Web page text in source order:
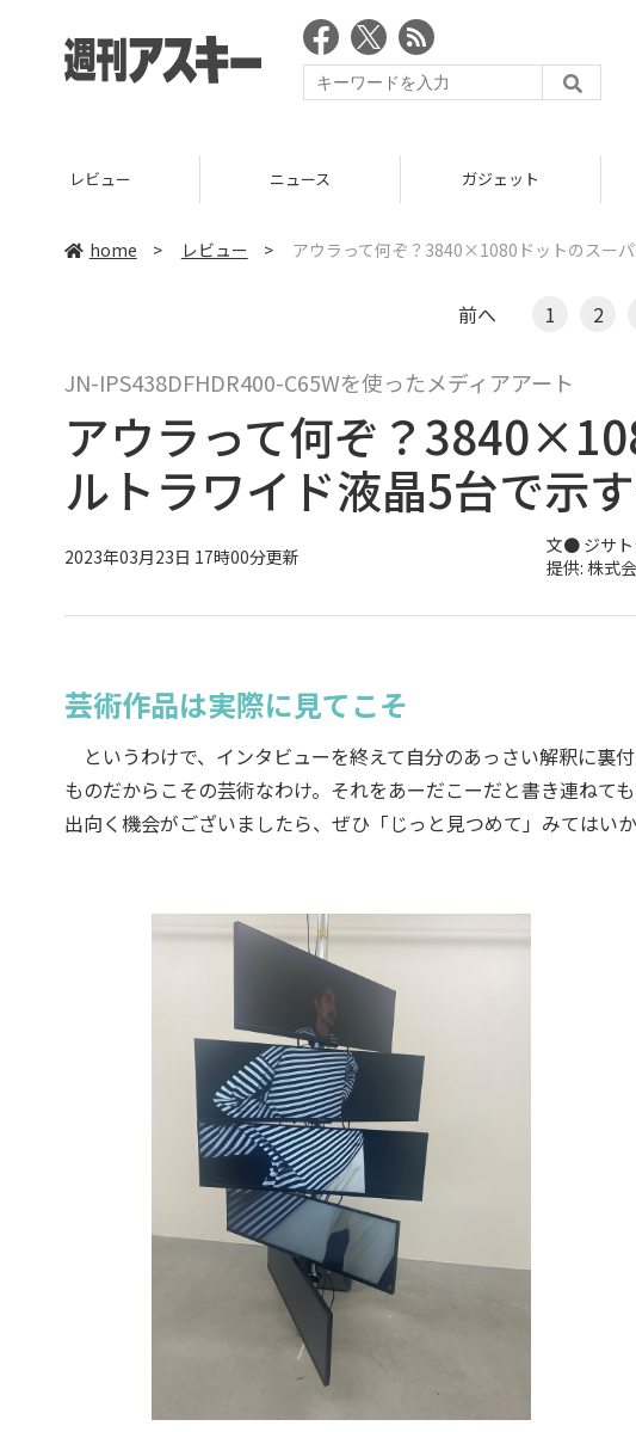
ニュース ガジェット ゲーム
home > レビュー > アウラって何ぞ？3840×1080ドットのスー
前へ 1 2
JN-IPS438DFHDR400-C65Wを使ったメディアアート
アウラって何ぞ？
ルトラワイド液晶5台で示
2023年03月23日 17時00分更新 文● ジサ
提供: 株式
芸術作品は実際に見てこそ
というわけで、インタビューを終えて自分のあっさい解釈に裏
ものだからこその芸術なわけ。それをあーだこーだと書き連ねて
出向く機会がございましたら、ぜひ「じっと見つめて」みてはいか